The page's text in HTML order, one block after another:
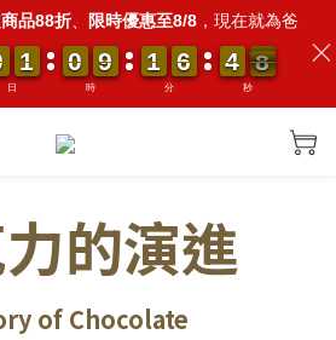
的演進
of Chocolate
品88折、 限時優惠至8/8，現在就為爸
日
1
1
1
1
時
0
0
0
0 9
9
9
9
分
1
1
1
1 6
6
6
6
秒
4
4
4
4 0
0
7
7
7
7